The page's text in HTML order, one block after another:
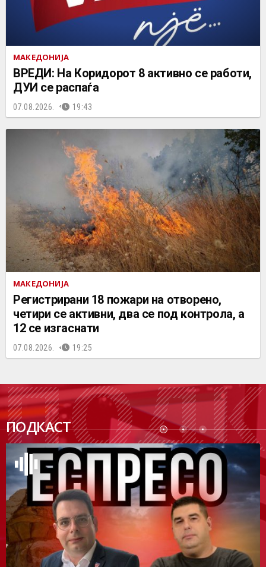
МАКЕДОНИЈА
ВРЕДИ: На Коридорот 8 активно се работи,
ДУИ се распаѓа
07.08.2026. 19:43
МАКЕДОНИЈА
Регистрирани 18 пожари на отворено,
четири се активни, два се под контрола, а
12 се изгаснати
07.08.2026. 19:25
ПОДКАСТ
ПОДК
АСТ